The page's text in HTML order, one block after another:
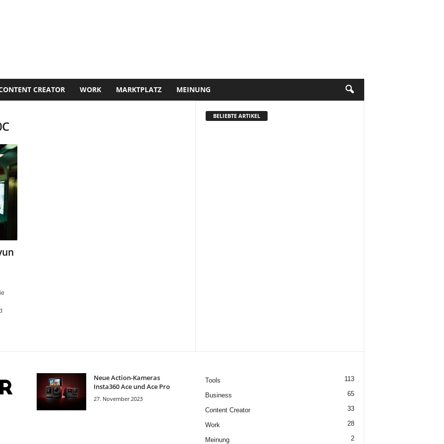
CREATOR WORK MARKTPLATZ MEINUNG
BELIEBTE ARTIKEL
Neue Action-Kameras
Insta360 Ace und Ace Pro
27. November 2023
Tools 113
Business 65
Content Creator 33
Work 28
Meinung 2